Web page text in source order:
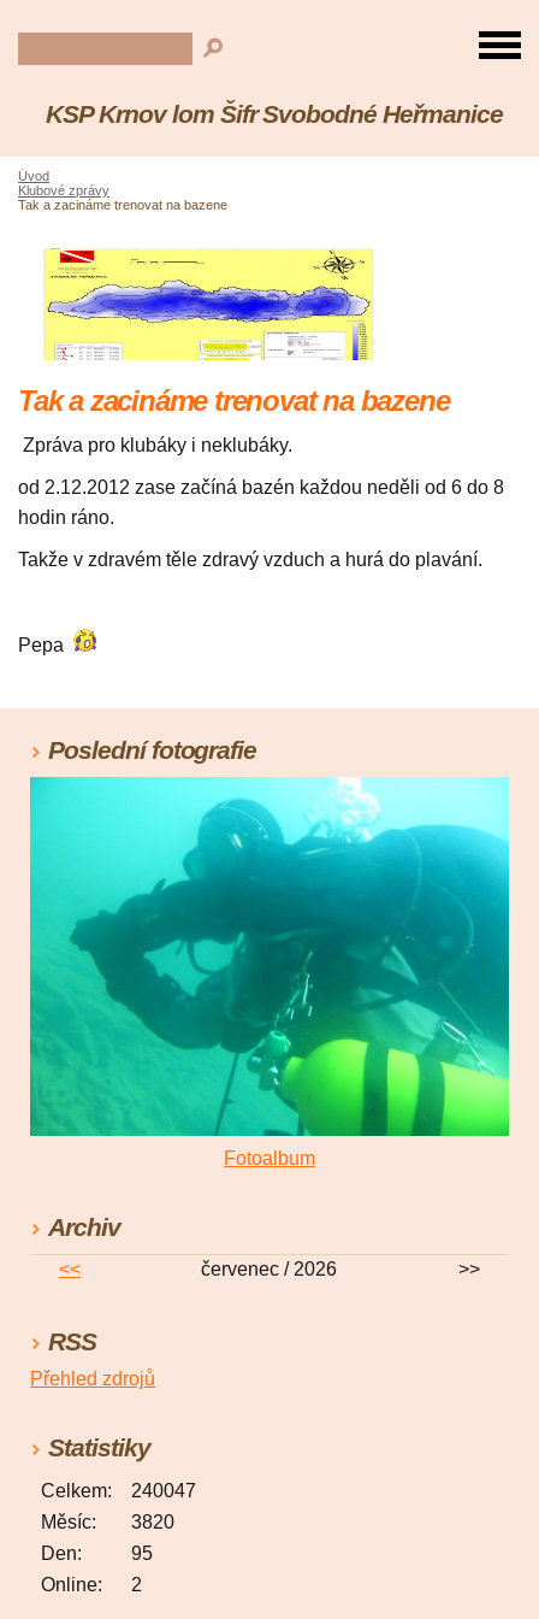
Úvod
Klubové zprávy
Tak a zacináme trenovat na bazene
KSP Krnov lom Šifr Svobodné Heřmanice
Tak a zacináme trenovat na bazene
Zpráva pro klubáky i neklubáky.
od 2.12.2012 zase začíná bazén každou neděli od 6 do 8
hodin ráno.
Takže v zdravém těle zdravý vzduch a hurá do plavání.
Pepa
Poslední fotografie
Fotoalbum
Archiv
<< červenec / 2026 >>
RSS
Přehled zdrojů
Statistiky
Online: 2
Celkem:
240047
Měsíc:
3820
Den:
95